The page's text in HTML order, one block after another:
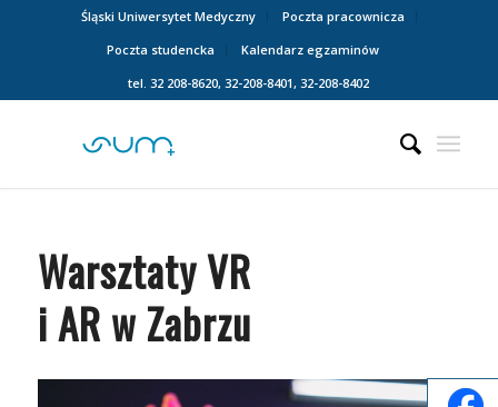
Śląski Uniwersytet Medyczny
Poczta pracownicza
Poczta studencka
Kalendarz egzaminów
tel. 32 208-8620, 32-208-8401, 32-208-8402
Warsztaty VR
i AR w Zabrzu